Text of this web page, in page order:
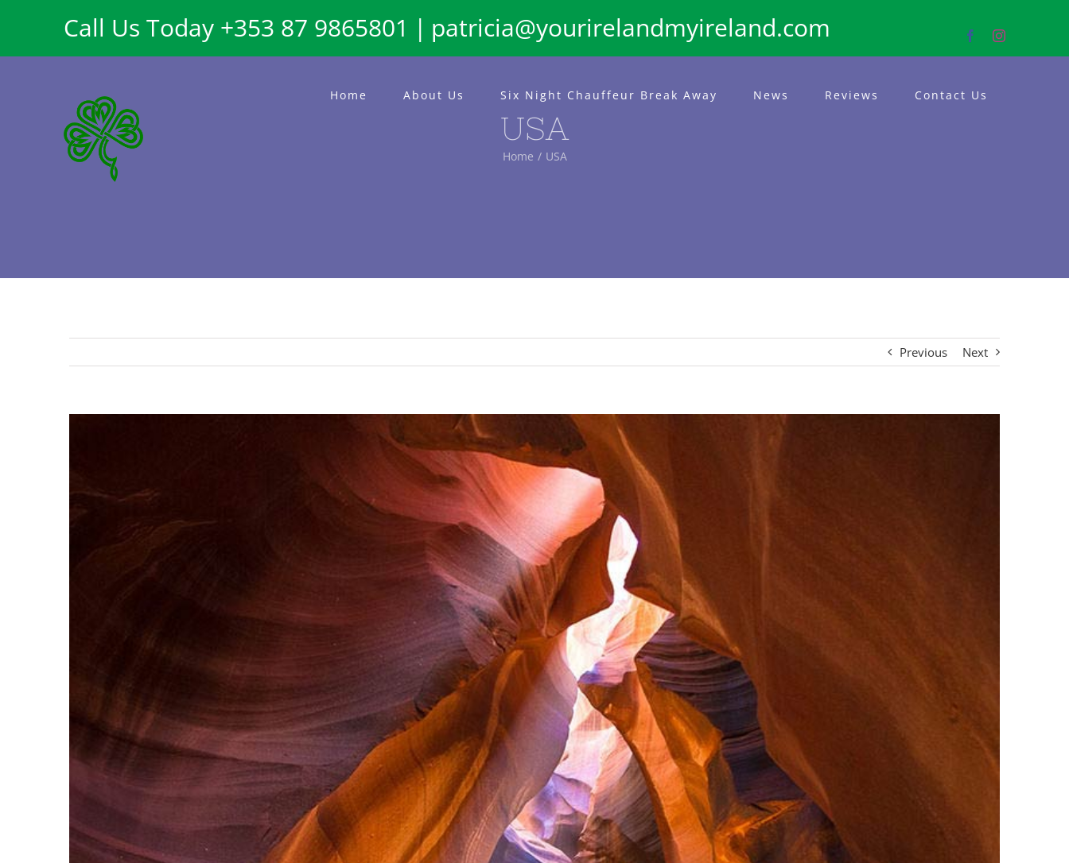
content
Call Us Today +353 87 9865801 | patricia@yourirelandmyireland.com FacebookInstagram
Home About Us Six Night Chauffeur Break Away News Reviews Contact Us
USA
Home USA
Previous Next